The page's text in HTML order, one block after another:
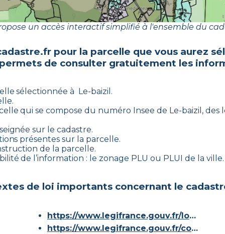
un accès interactif simplifié à l'ensemble du
pour la parcelle que vous aurez
de consulter gratuitement les
sélectionnée à Le-baizil .
qui se compose du numéro Insee de Le-baizil , des
sur le cadastre.
présentes sur la parcelle.
de la parcelle.
de l’information : le zonage PLU ou PLUI de la ville.
de loi importants concernant le
https://www.legifrance.gouv.fr/loda/id/JORFTEXT000000686267/
https://www.legifrance.gouv.fr/codes/article_lc/LEGIARTI000036588629/